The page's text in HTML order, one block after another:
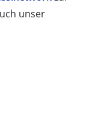
unser